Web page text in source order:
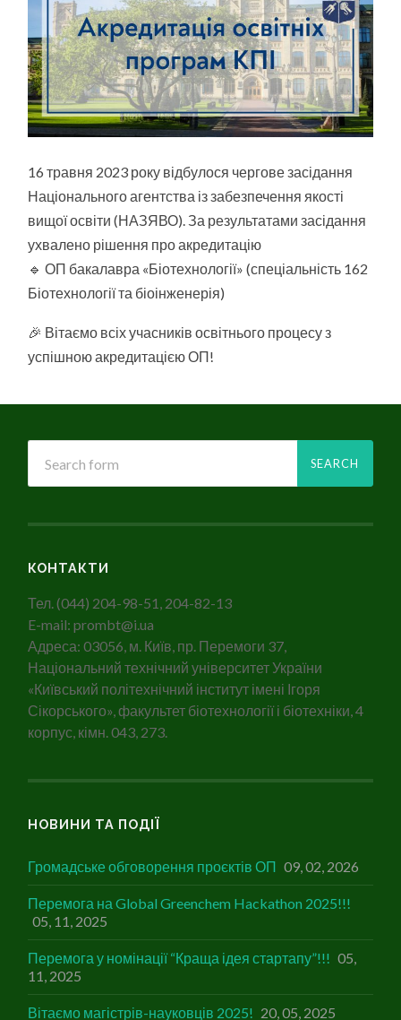
16 травня 2023 року відбулося чергове засідання
Національного агентства із забезпечення якості
вищої освіти (НАЗЯВО). За результатами засідання
ухвалено рішення про акредитацію
🔹 ОП бакалавра «Біотехнології» (спеціальність 162
Біотехнології та біоінженерія)
🎉 Вітаємо всіх учасників освітнього процесу з
успішною акредитацією ОП!
КОНТАКТИ
Тел. (044) 204-98-51, 204-82-13
E-mail: prombt@i.ua
Адреса: 03056, м. Київ, пр. Перемоги 37,
Національний технічний університет України
«Київський політехнічний інститут імені Ігоря
Сікорського», факультет біотехнології і біотехніки, 4
корпус, кімн. 043, 273.
НОВИНИ ТА ПОДІЇ
Громадське обговорення проєктів ОП 09, 02, 2026
Перемога на Global Greenchem Hackathon 2025!!!
05, 11, 2025
Перемога у номінації “Краща ідея стартапу”!!! 05,
11, 2025
Вітаємо магістрів-науковців 2025! 20, 05, 2025